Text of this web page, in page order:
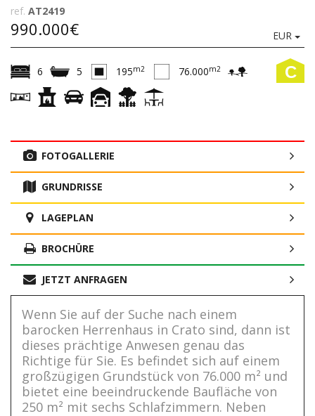
ref. AT2419
990.000€ EUR
C
6 5 195m2 76.000m2
FOTOGALLERIE
GRUNDRISSE
LAGEPLAN
BROCHÜRE
JETZT ANFRAGEN
Wenn Sie auf der Suche nach einem
barocken Herrenhaus in Crato sind, dann ist
dieses prächtige Anwesen genau das
Richtige für Sie. Es befindet sich auf einem
großzügigen Grundstück von 76.000 m² und
bietet eine beeindruckende Baufläche von
250 m² mit sechs Schlafzimmern. Neben